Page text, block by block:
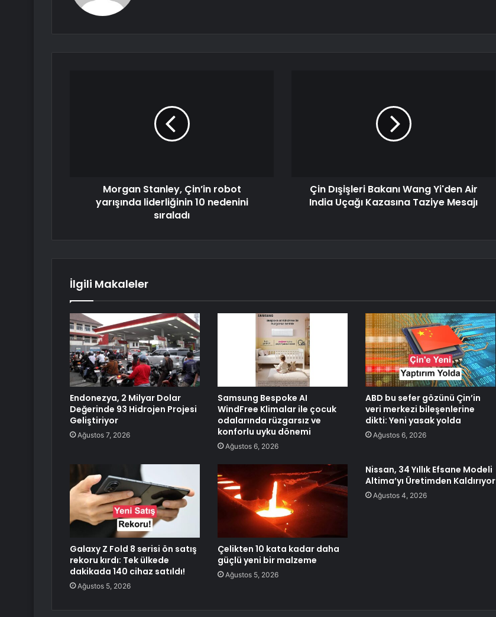
Morgan Stanley, Çin’in robot
yarışında liderliğinin 10 nedenini
sıraladı
Çin Dışişleri Bakanı Wang Yi'den Air
India Uçağı Kazasına Taziye Mesajı
İlgili Makaleler
Endonezya, 2 Milyar Dolar
Değerinde 93 Hidrojen Projesi
Geliştiriyor
Ağustos 7, 2026
Samsung Bespoke AI
WindFree Klimalar ile çocuk
odalarında rüzgarsız ve
konforlu uyku dönemi
Ağustos 6, 2026
ABD bu sefer gözünü Çin’in
veri merkezi bileşenlerine
dikti: Yeni yasak yolda
Ağustos 6, 2026
Galaxy Z Fold 8 serisi ön satış
rekoru kırdı: Tek ülkede
dakikada 140 cihaz satıldı!
Ağustos 5, 2026
Çelikten 10 kata kadar daha
güçlü yeni bir malzeme
Ağustos 5, 2026
Nissan, 34 Yıllık Efsane Modeli
Altima’yı Üretimden Kaldırıyor
Ağustos 4, 2026